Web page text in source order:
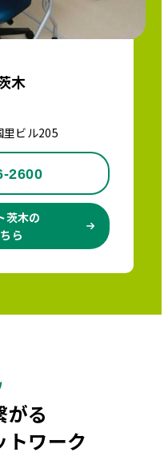
木
ビル205
2600
茨木の
ら
がる
トワーク